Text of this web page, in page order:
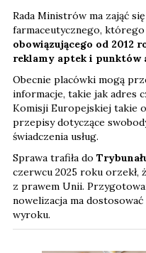
Rada Ministrów ma zająć
farmaceutycznego, którego
obowiązującego od 2012
reklamy aptek i punktów
Obecnie placówki mogą
informacje, takie jak adres
Komisji Europejskiej takie
przepisy dotyczące
świadczenia usług.
Sprawa trafiła do
czerwcu 2025 roku orzekł,
z prawem Unii.
nowelizacja ma
wyroku.